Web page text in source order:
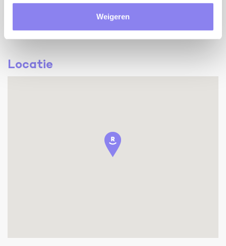
Weigeren
Locatie